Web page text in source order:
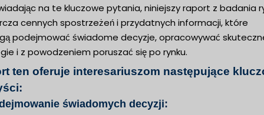
na te kluczowe pytania, niniejszy raport z badania
cennych spostrzeżeń i przydatnych informacji, które
podejmować świadome decyzje, opracowywać
i z powodzeniem poruszać się po rynku.
ten oferuje interesariuszom następujące
świadomych decyzji: